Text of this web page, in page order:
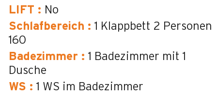
LIFT : No
Schlafbereich : 1 Klappbett 2 Personen
160
Badezimmer : 1 Badezimmer mit 1
Dusche
WS : 1 WS im Badezimmer